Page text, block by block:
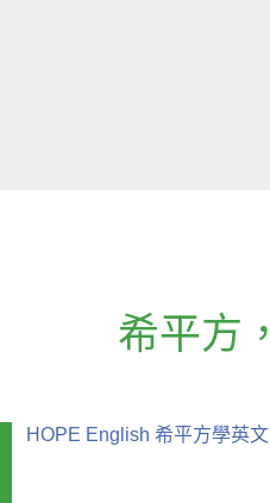
希平方 ，
HOPE English 希平方學英文